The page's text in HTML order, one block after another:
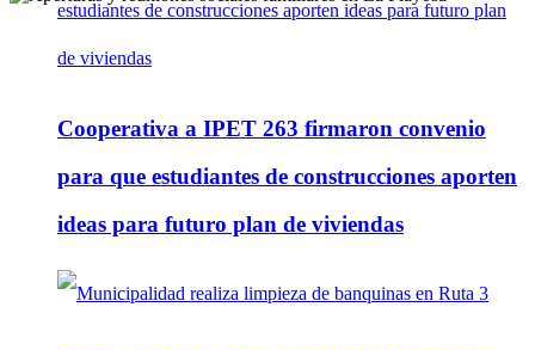
Cooperativa a IPET 263 firmaron convenio
para que estudiantes de construcciones aporten
ideas para futuro plan de viviendas